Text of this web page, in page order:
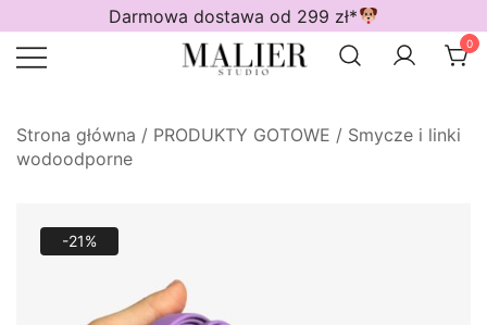
do
treści
Darmowa dostawa od 299 zł*
0
Strona główna / PRODUKTY GOTOWE / Smycze i linki
wodoodporne
-21%